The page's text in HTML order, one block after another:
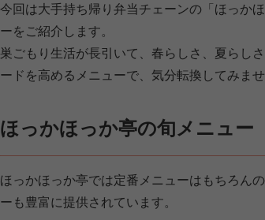
今回は大手持ち帰り弁当チェーンの「ほっか
ーをご紹介します。
巣ごもり生活が長引いて、春らしさ、夏らし
ードを高めるメニューで、気分転換してみませ
ほっかほっか亭の旬メニュー
ほっかほっか亭では定番メニューはもちろん
ーも豊富に提供されています。